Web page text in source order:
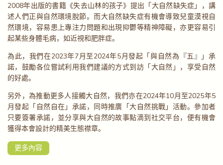
2008年出版的書籍《失去山林的孩子》提出「大自然缺失症」，講
述人們正與自然環境脫節。而大自然缺失症有機會導致兒童漠視自
然環境，容易患上專注力問題和出現抑鬱等精神障礙，亦更容易引
起某些身體毛病，如近視和肥胖症。
為此，我們在2023年7月至2024年5月發起「與自然為『五』」承
諾，鼓勵各位嘗試利用我們建議的方式到訪「大自然」，享受自然
的好處。
另外，為推動更多人接觸大自然，我們亦在2024年10月至2025年5
月發起「自然自在」承諾，同時推廣「大自然挑戰」活動。參加者
只要簽署承諾，並分享與大自然的故事點滴到社交平台，便有機會
獲得本會設計的精美生態襟章。
更多內容